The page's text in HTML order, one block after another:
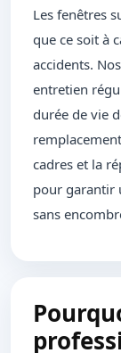
Les fenêtres
que ce soit à
accidents.
entretien
durée de vie
cadres et la
pour garantir
sans